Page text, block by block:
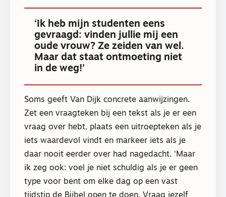
‘Ik heb mijn studenten eens
gevraagd: vinden jullie mij een
oude vrouw? Ze zeiden van wel.
Maar dat staat ontmoeting niet
in de weg!’
Soms geeft Van Dijk concrete aanwijzingen.
Zet een vraagteken bij een tekst als je er een
vraag over hebt, plaats een uitroepteken als je
iets waardevol vindt en markeer iets als je
daar nooit eerder over had nagedacht. ‘Maar
ik zeg ook: voel je niet schuldig als je er geen
type voor bent om elke dag op een vast